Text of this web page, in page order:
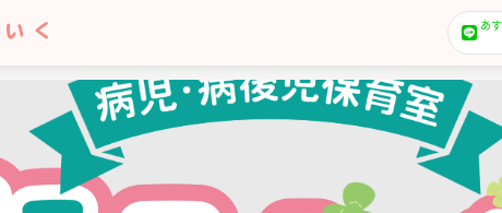
あ